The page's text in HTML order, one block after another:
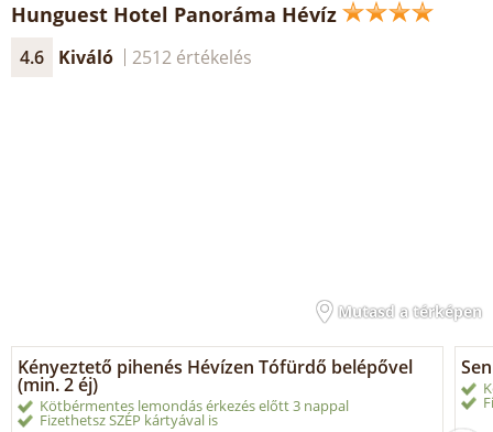
Hunguest Hotel Panoráma Hévíz
4.6 Kiváló 2512 értékelés
Mutasd a térképen
Kényeztető pihenés Hévízen Tófürdő belépővel
(min. 2 éj)
Kötbérmentes lemondás érkezés előtt 3 nappal
Fizethetsz SZÉP kártyával is